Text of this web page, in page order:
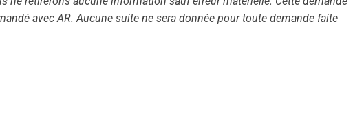
avec AR. Aucune suite ne sera donnée pour toute demande faite